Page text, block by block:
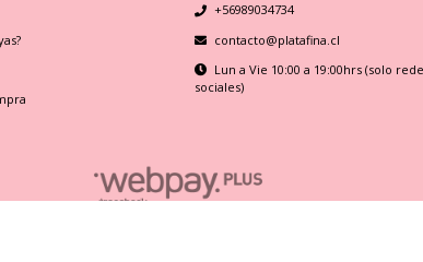
+56989034734
contacto@platafina.cl
Lun a Vie 10:00 a 19:00hrs (solo
sociales)